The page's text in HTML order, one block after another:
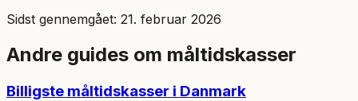
Sidst gennemgået: 21. februar 2026
Andre guides om måltidskasser
Billigste måltidskasser i Danmark